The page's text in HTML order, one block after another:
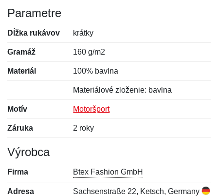
Parametre
Dĺžka rukávov krátky
Gramáž 160 g/m2
Materiál 100% bavlna
Materiálové zloženie: bavlna
Motív Motoršport
Záruka 2 roky
Výrobca
Firma Btex Fashion GmbH
Adresa Sachsenstraße 22, Ketsch, Germany